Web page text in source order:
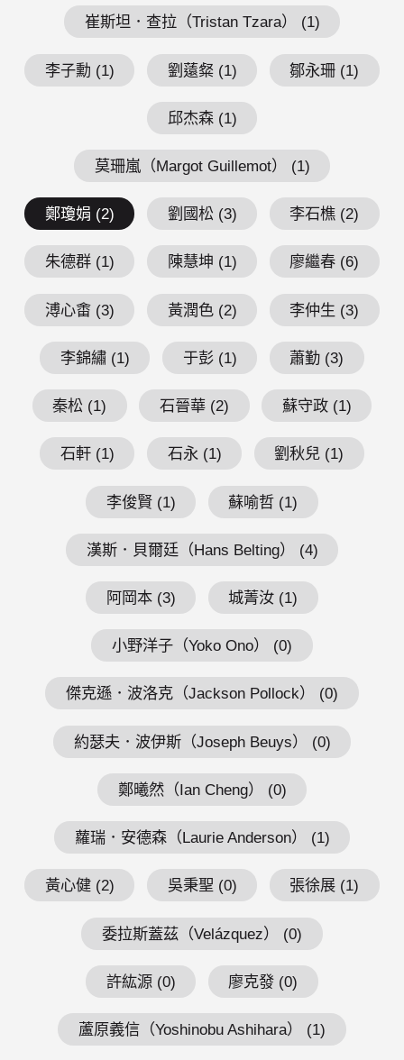
崔斯坦．查拉（Tristan Tzara） (1)
李子勳 (1) 劉薳粲 (1) 鄒永珊 (1)
邱杰森 (1)
莫珊嵐（Margot Guillemot） (1)
鄭瓊娟 (2) 劉國松 (3) 李石樵 (2)
朱德群 (1) 陳慧坤 (1) 廖繼春 (6)
溥心畬 (3) 黃潤色 (2) 李仲生 (3)
李錦繡 (1) 于彭 (1) 蕭勤 (3)
秦松 (1) 石晉華 (2) 蘇守政 (1)
石軒 (1) 石永 (1) 劉秋兒 (1)
李俊賢 (1) 蘇喻哲 (1)
漢斯．貝爾廷（Hans Belting） (4)
阿岡本 (3) 城菁汝 (1)
小野洋子（Yoko Ono） (0)
傑克遜．波洛克（Jackson Pollock） (0)
約瑟夫．波伊斯（Joseph Beuys） (0)
鄭曦然（Ian Cheng） (0)
蘿瑞．安德森（Laurie Anderson） (1)
黃心健 (2) 吳秉聖 (0) 張徐展 (1)
委拉斯蓋茲（Velázquez） (0)
許紘源 (0) 廖克發 (0)
蘆原義信（Yoshinobu Ashihara） (1)